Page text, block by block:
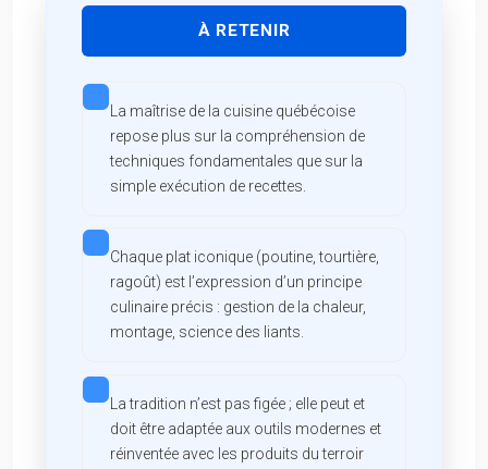
À RETENIR
La maîtrise de la cuisine québécoise
repose plus sur la compréhension de
techniques fondamentales que sur la
simple exécution de recettes.
Chaque plat iconique (poutine, tourtière,
ragoût) est l’expression d’un principe
culinaire précis : gestion de la chaleur,
montage, science des liants.
La tradition n’est pas figée ; elle peut et
doit être adaptée aux outils modernes et
réinventée avec les produits du terroir